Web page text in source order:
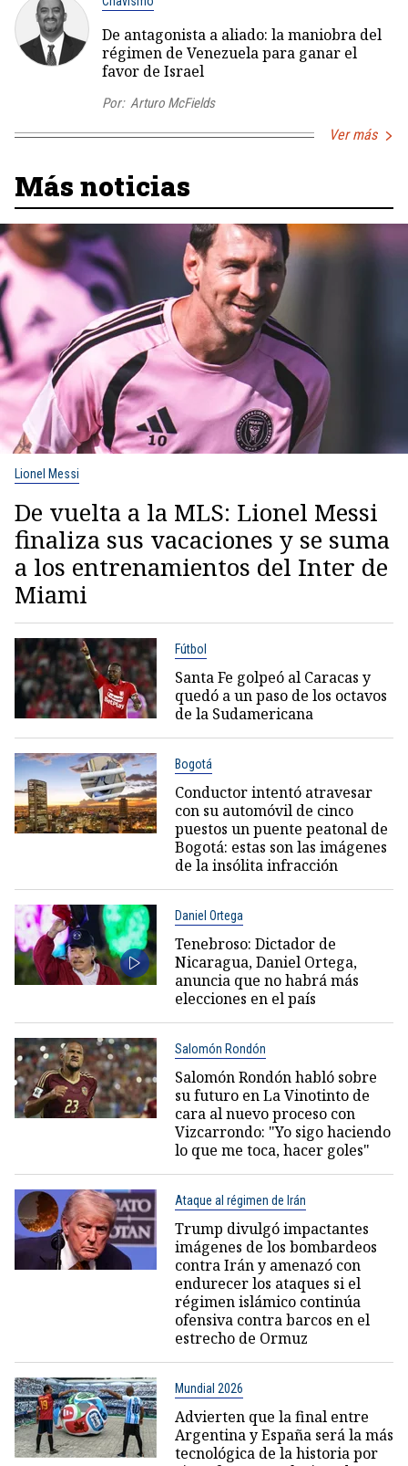
De antagonista a aliado: la maniobra del
régimen de Venezuela para ganar el
favor de Israel
Por: Arturo McFields
Ver más
Más noticias
Lionel Messi
De vuelta a la MLS: Lionel Messi
finaliza sus vacaciones y se suma
a los entrenamientos del Inter de
Miami
Fútbol
Santa Fe golpeó al Caracas y
quedó a un paso de los octavos
de la Sudamericana
Bogotá
Conductor intentó atravesar
con su automóvil de cinco
puestos un puente peatonal de
Bogotá: estas son las imágenes
de la insólita infracción
Daniel Ortega
Tenebroso: Dictador de
Nicaragua, Daniel Ortega,
anuncia que no habrá más
elecciones en el país
Salomón Rondón
Salomón Rondón habló sobre
su futuro en La Vinotinto de
cara al nuevo proceso con
Vizcarrondo: "Yo sigo haciendo
lo que me toca, hacer goles"
Ataque al régimen de Irán
Trump divulgó impactantes
imágenes de los bombardeos
contra Irán y amenazó con
endurecer los ataques si el
régimen islámico continúa
ofensiva contra barcos en el
estrecho de Ormuz
Mundial 2026
Advierten que la final entre
Argentina y España será la más
tecnológica de la historia por